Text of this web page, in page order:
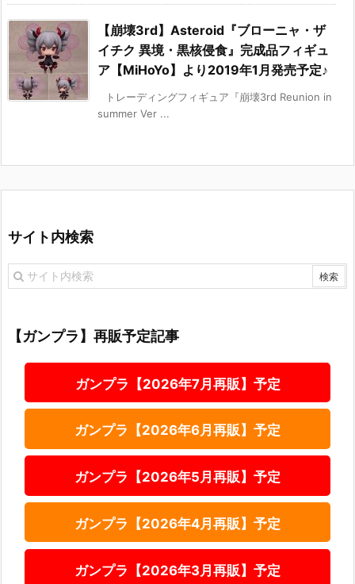
【崩壊3rd】Asteroid『ブローニャ・ザ
イチク 異境・黒核侵食』完成品フィギュ
ア【MiHoYo】より2019年1月発売予定♪
トレーディングフィギュア『崩壊3rd Reunion in
summer Ver ...
サイト内検索
【ガンプラ】再販予定記事
ガンプラ【2026年7月再販】予定
ガンプラ【2026年6月再販】予定
ガンプラ【2026年5月再販】予定
ガンプラ【2026年4月再販】予定
ガンプラ【2026年3月再販】予定